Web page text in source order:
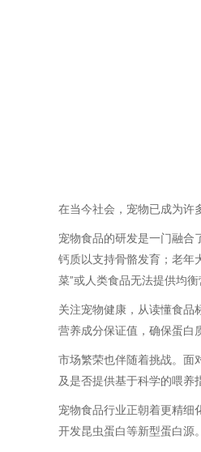
在当今社会，宠物已成为许
宠物食品的研发是一门融合
钙质以支持骨骼发育；老年
菜”或人类食品无法提供均
关注宠物健康，从读懂食品
营养成分保证值，确保蛋白
市场繁荣也伴随着挑战。面
及是否提供基于科学的喂养
宠物食品行业正朝着更精细
开发昆虫蛋白等新型蛋白源。